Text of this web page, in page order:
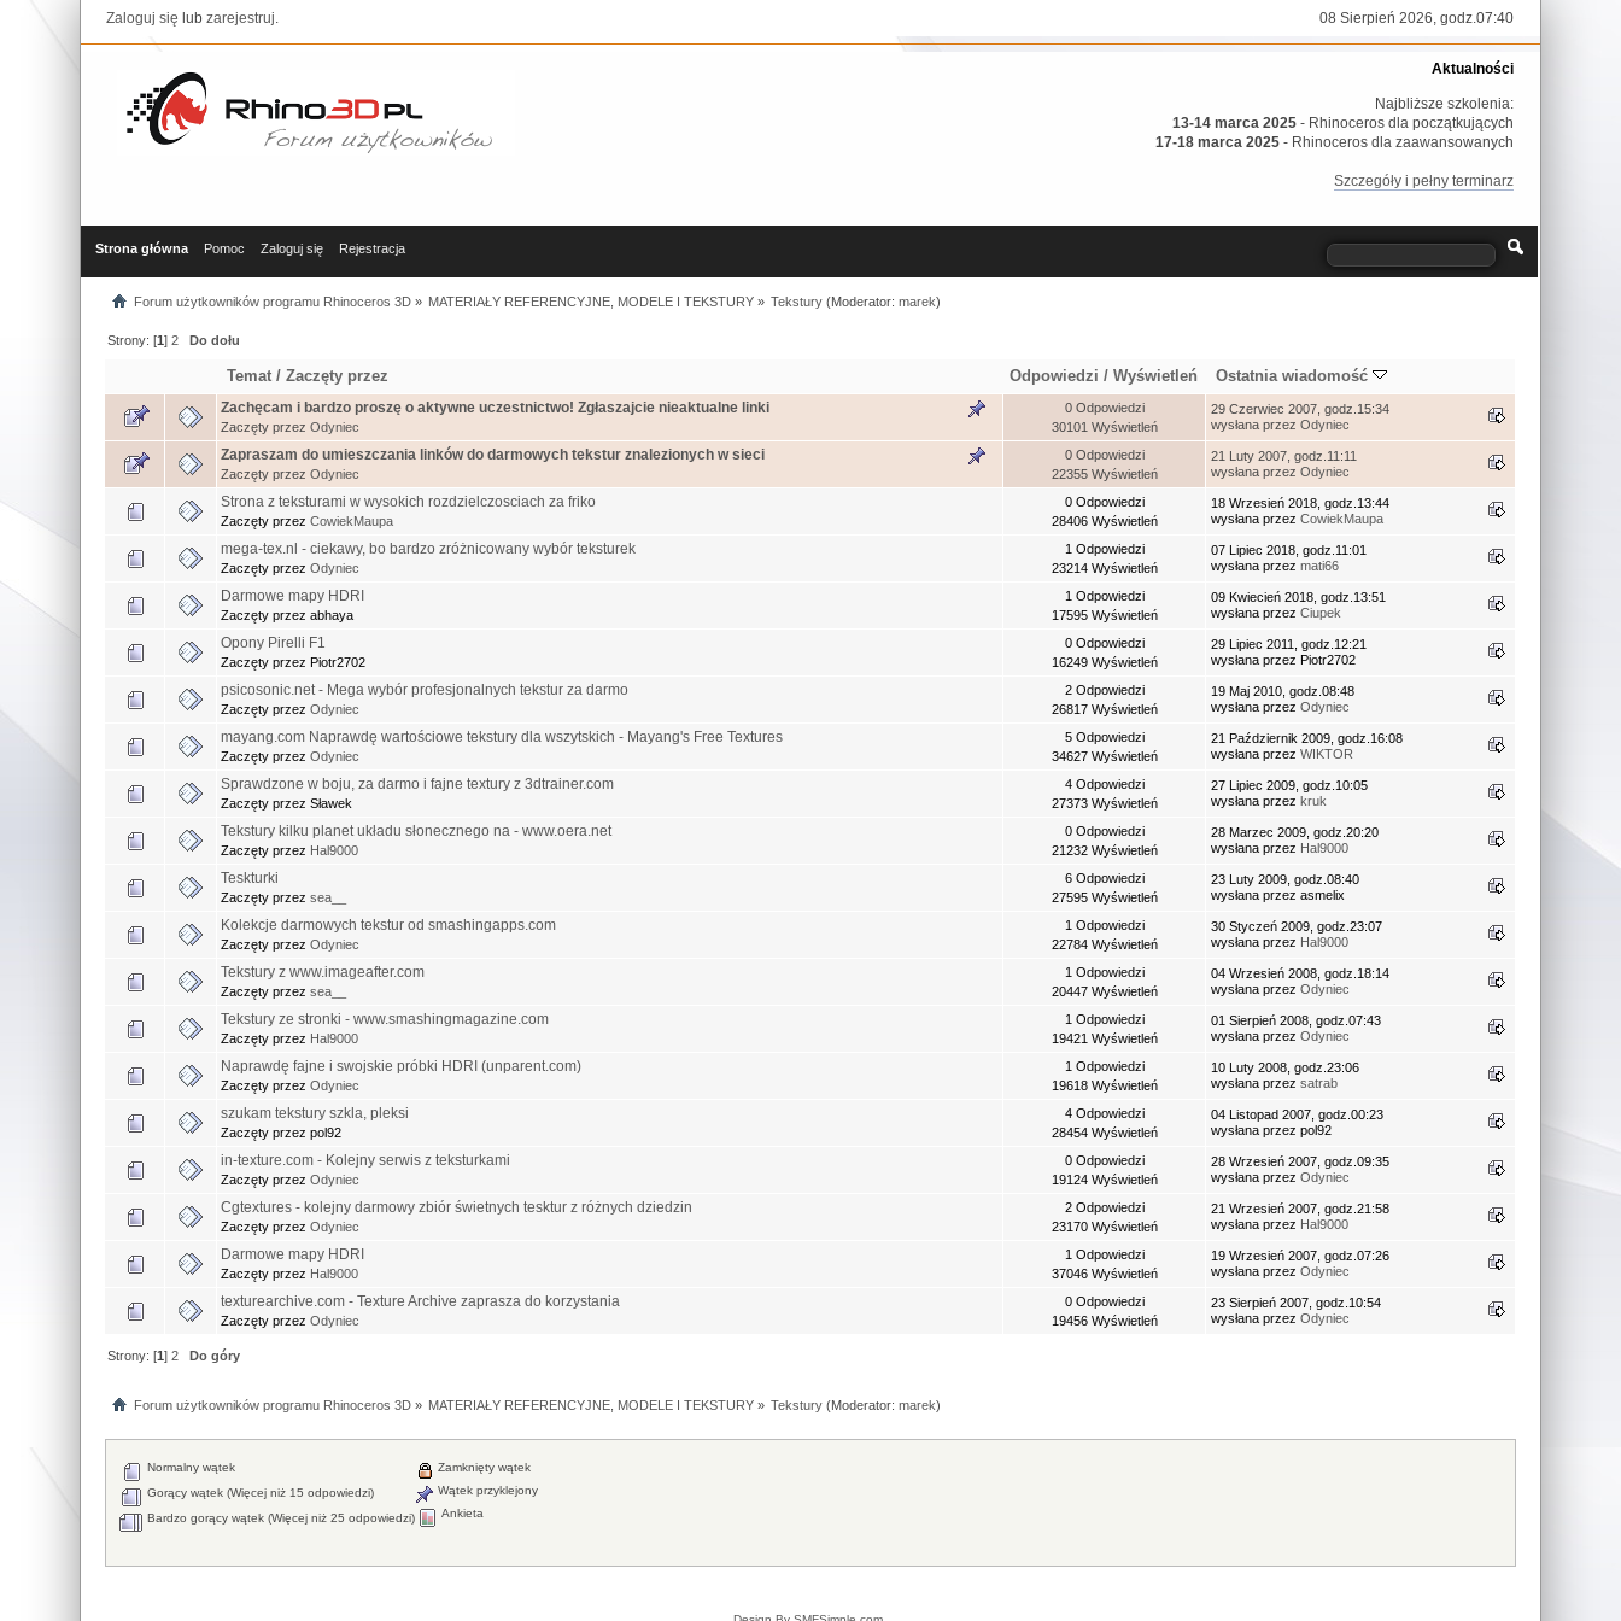
Zaloguj się lubzarejestruj. 08 Sierpień 2026, godz.07:40
Aktualności
Najbliższe szkolenia:
13-14 marca 2025 - Rhinoceros dla początkujących
17-18 marca 2025 - Rhinoceros dla zaawansowanych
Szczegóły i pełny terminarz
Strona główna Pomoc Zaloguj się Rejestracja
Forum użytkowników programu Rhinoceros 3D» MATERIAŁY REFERENCYJNE, MODELE I TEKSTURY » Tekstury (Moderator:marek)
Strony: [1]2 Do dołu
Temat /Zaczęty przez Odpowiedzi /Wyświetleń Ostatnia wiadomość
Zachęcam i bardzo proszę o aktywne uczestnictwo! Zgłaszajcie nieaktualne linki
Zaczęty przezOdyniec
0 Odpowiedzi
30101 Wyświetleń
29 Czerwiec 2007, godz.15:34
wysłana przezOdyniec
Zapraszam do umieszczania linków do darmowych tekstur znalezionych w sieci
Zaczęty przezOdyniec
0 Odpowiedzi
22355 Wyświetleń
21 Luty 2007, godz.11:11
wysłana przezOdyniec
Strona z teksturami w wysokich rozdzielczosciach za friko
Zaczęty przezCowiekMaupa
0 Odpowiedzi
28406 Wyświetleń
18 Wrzesień 2018, godz.13:44
wysłana przezCowiekMaupa
mega-tex.nl - ciekawy, bo bardzo zróżnicowany wybór teksturek
Zaczęty przezOdyniec
1 Odpowiedzi
23214 Wyświetleń
07 Lipiec 2018, godz.11:01
wysłana przezmati66
Darmowe mapy HDRI
Zaczęty przez abhaya
1 Odpowiedzi
17595 Wyświetleń
09 Kwiecień 2018, godz.13:51
wysłana przezCiupek
Opony Pirelli F1
Zaczęty przez Piotr2702
0 Odpowiedzi
16249 Wyświetleń
29 Lipiec 2011, godz.12:21
wysłana przez Piotr2702
psicosonic.net - Mega wybór profesjonalnych tekstur za darmo
Zaczęty przezOdyniec
2 Odpowiedzi
26817 Wyświetleń
19 Maj 2010, godz.08:48
wysłana przezOdyniec
mayang.com Naprawdę wartościowe tekstury dla wszytskich - Mayang's Free Textures
Zaczęty przezOdyniec
5 Odpowiedzi
34627 Wyświetleń
21 Październik 2009, godz.16:08
wysłana przezWIKTOR
Sprawdzone w boju, za darmo i fajne textury z 3dtrainer.com
Zaczęty przez Sławek
4 Odpowiedzi
27373 Wyświetleń
27 Lipiec 2009, godz.10:05
wysłana przezkruk
Tekstury kilku planet układu słonecznego na - www.oera.net
Zaczęty przez Hal9000
0 Odpowiedzi
21232 Wyświetleń
28 Marzec 2009, godz.20:20
wysłana przez Hal9000
Teskturki
Zaczęty przezsea__
6 Odpowiedzi
27595 Wyświetleń
23 Luty 2009, godz.08:40
wysłana przez asmelix
Kolekcje darmowych tekstur od smashingapps.com
Zaczęty przezOdyniec
1 Odpowiedzi
22784 Wyświetleń
30 Styczeń 2009, godz.23:07
wysłana przez Hal9000
Tekstury z www.imageafter.com
Zaczęty przezsea__
1 Odpowiedzi
20447 Wyświetleń
04 Wrzesień 2008, godz.18:14
wysłana przezOdyniec
Tekstury ze stronki - www.smashingmagazine.com
Zaczęty przez Hal9000
1 Odpowiedzi
19421 Wyświetleń
01 Sierpień 2008, godz.07:43
wysłana przezOdyniec
Naprawdę fajne i swojskie próbki HDRI (unparent.com)
Zaczęty przezOdyniec
1 Odpowiedzi
19618 Wyświetleń
10 Luty 2008, godz.23:06
wysłana przezsatrab
szukam tekstury szkla, pleksi
Zaczęty przez pol92
4 Odpowiedzi
28454 Wyświetleń
04 Listopad 2007, godz.00:23
wysłana przez pol92
in-texture.com - Kolejny serwis z teksturkami
Zaczęty przezOdyniec
0 Odpowiedzi
19124 Wyświetleń
28 Wrzesień 2007, godz.09:35
wysłana przezOdyniec
Cgtextures - kolejny darmowy zbiór świetnych tesktur z różnych dziedzin
Zaczęty przezOdyniec
2 Odpowiedzi
23170 Wyświetleń
21 Wrzesień 2007, godz.21:58
wysłana przez Hal9000
Darmowe mapy HDRI
Zaczęty przez Hal9000
1 Odpowiedzi
37046 Wyświetleń
19 Wrzesień 2007, godz.07:26
wysłana przezOdyniec
texturearchive.com - Texture Archive zaprasza do korzystania
Zaczęty przezOdyniec
0 Odpowiedzi
19456 Wyświetleń
23 Sierpień 2007, godz.10:54
wysłana przezOdyniec
Strony: [1]2 Do góry
Forum użytkowników programu Rhinoceros 3D» MATERIAŁY REFERENCYJNE, MODELE I TEKSTURY » Tekstury (Moderator:marek)
Normalny wątek
Gorący wątek (Więcej niż 15 odpowiedzi)
Bardzo gorący wątek (Więcej niż 25 odpowiedzi)
Zamknięty wątek
Wątek przyklejony
Ankieta